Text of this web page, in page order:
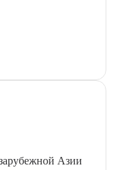
Азии